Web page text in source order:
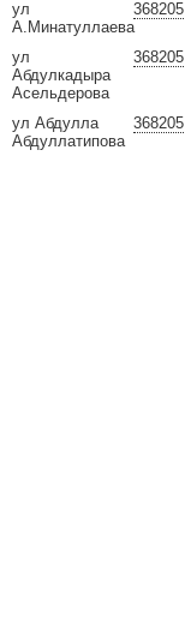
368205
ул
А.Минатуллаева
368205
ул
Абдулкадыра
Асельдерова
368205
ул Абдулла
Абдуллатипова